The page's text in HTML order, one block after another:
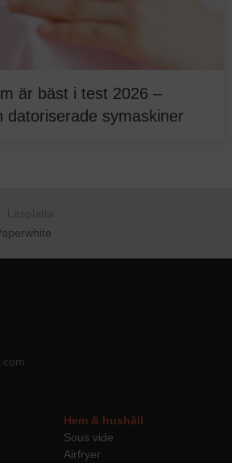
är bäst i test 2026 –
datoriserade symaskiner
Hem & hushåll
Sous vide
Airfryer